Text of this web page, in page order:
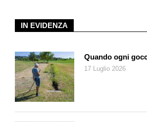
proiezione denominata «General
esattamente la stessa descritta da
è che «per la prima volta nella storia
costruita una visione del mondo in base a
sono disponibili pubblicamente e
pur offrendo la possibilità d’interfacciare le
tal modo si arricchiscono), non rende
IN EVIDENZA
Quando ogni
17 Luglio 2026